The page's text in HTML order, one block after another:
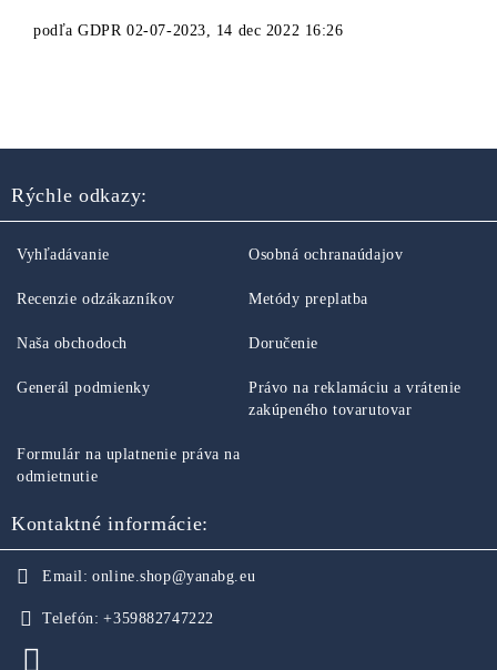
podľaGDPR 02-07-2023, 14 dec 2022 16:26
Rýchle odkazy:
Vyhľadávanie
Recenzie odzákazníkov
Naša obchodoch
Generál podmienky
Osobná ochranaúdajov
Metódy preplatba
Doručenie
Právo na reklamáciu a vrátenie
zakúpeného tovarutovar
Formulár na uplatnenie práva na
odmietnutie
Kontaktné informácie:
Email: online.shop@yanabg.eu
Telefón: +359882747222